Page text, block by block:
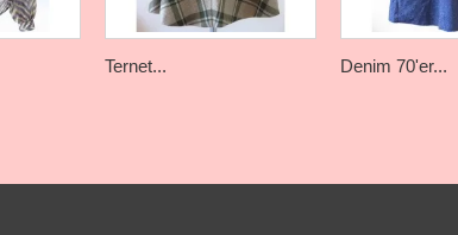
Ternet... Denim 70'er...